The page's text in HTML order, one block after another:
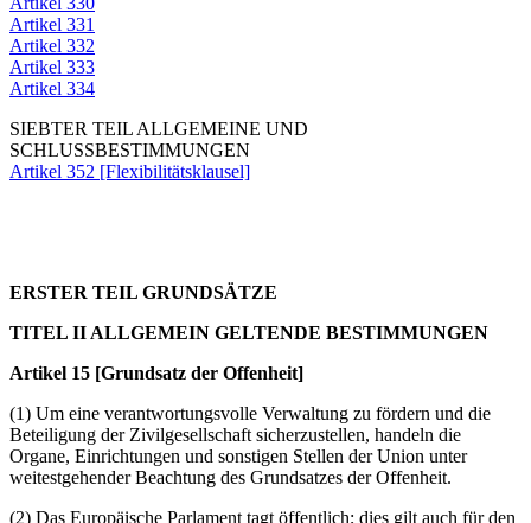
Artikel 331
Artikel 332
Artikel 333
Artikel 334
SIEBTER TEIL ALLGEMEINE UND
SCHLUSSBESTIMMUNGEN
Artikel 352 [Flexibilitätsklausel]
ERSTER TEIL GRUNDSÄTZE
TITEL II ALLGEMEIN GELTENDE BESTIMMUNGEN
Artikel 15 [Grundsatz der Offenheit]
(1) Um eine verantwortungsvolle Verwaltung zu fördern und die
Beteiligung der Zivilgesellschaft sicherzustellen, handeln die
Organe, Einrichtungen und sonstigen Stellen der Union unter
weitestgehender Beachtung des Grundsatzes der Offenheit.
(2) Das Europäische Parlament tagt öffentlich; dies gilt auch für den